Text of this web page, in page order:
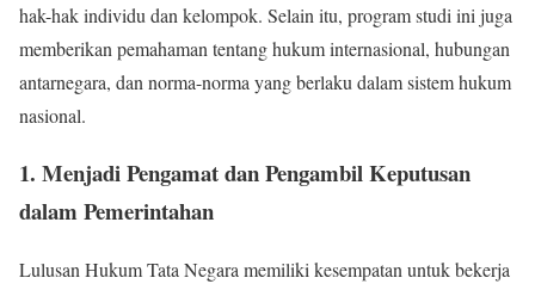
hak-hak individu dan kelompok. Selain itu, program studi ini juga
memberikan pemahaman tentang hukum internasional, hubungan
antarnegara, dan norma-norma yang berlaku dalam sistem hukum
nasional.
1. Menjadi Pengamat dan Pengambil Keputusan
dalam Pemerintahan
Lulusan Hukum Tata Negara memiliki kesempatan untuk bekerja